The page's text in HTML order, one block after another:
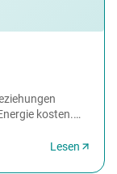
kosten.
Lesen